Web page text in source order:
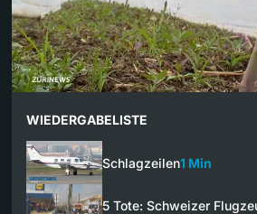
WIEDERGABELISTE
Schlagzeilen1 Min
5 Tote: Schweizer